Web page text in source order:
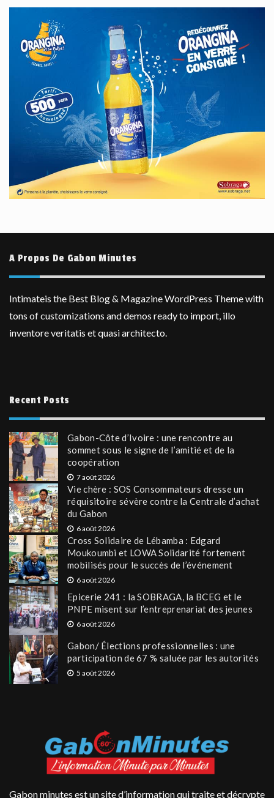
A Propos De Gabon Minutes
Intimateis the Best Blog & Magazine WordPress Theme with
tons of customizations and demos ready to import, illo
inventore veritatis et quasi architecto.
Recent Posts
Gabon-Côte d’Ivoire : une rencontre au
sommet sous le signe de l’amitié et de la
coopération
7 août 2026
Vie chère : SOS Consommateurs dresse un
réquisitoire sévère contre la Centrale d’achat
du Gabon
6 août 2026
Cross Solidaire de Lébamba : Edgard
Moukoumbi et LOWA Solidarité fortement
mobilisés pour le succès de l’événement
6 août 2026
Epicerie 241 : la SOBRAGA, la BCEG et le
PNPE misent sur l’entreprenariat des jeunes
6 août 2026
Gabon/ Élections professionnelles : une
participation de 67 % saluée par les autorités
5 août 2026
Gabon minutes est un site d’information qui traite et décrypte